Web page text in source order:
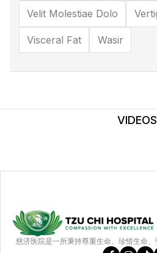
Velit Molestiae Dolo
Visceral Fat Wasir
VIDEOS
慈济医院是一所秉持尊重生命、珍惜生命、